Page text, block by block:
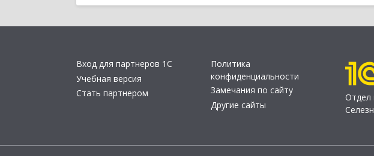
Вход для партнеров 1С
Учебная версия
Стать партнером
Политика
конфиденциальности
Замечания по сайту
Другие сайты
Отдел